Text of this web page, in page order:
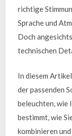
richtige
Sprache und
Doch
technischen
In diesem
der passenden
beleuchten, wie
bestimmt, wie
kombinieren